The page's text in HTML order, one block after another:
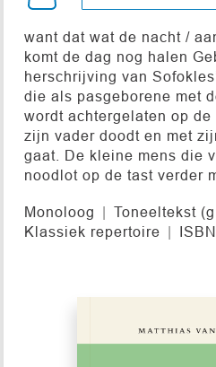
want dat wat de nacht /
komt de dag nog halen
herschrijving van
die als pasgeborene met
wordt achtergelaten op
zijn vader doodt en met
gaat. De kleine mens die
noodlot op de tast verder
Monoloog Toneeltekst
Klassiek repertoire